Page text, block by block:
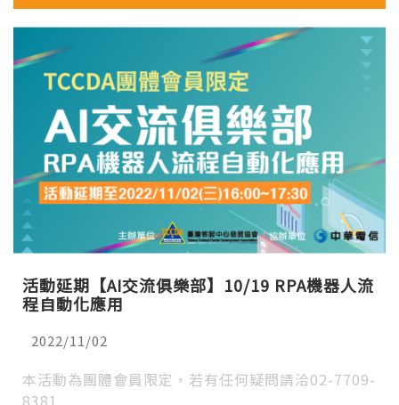
活動延期【AI交流俱樂部】10/19 RPA機器人流
程自動化應用
2022/11/02
本活動為團體會員限定，若有任何疑問請洽02-7709-
8381